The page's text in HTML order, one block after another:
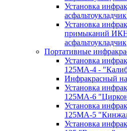
Установка
Установка
примыканий ИКН
асфальтоукладчик
Портативные
Установка
125МA-4 -
Инфракрасный
Установка
125МA-6
Установка
125МA-5
Установка